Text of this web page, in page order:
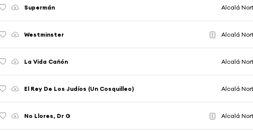
Supermán Alcalá
Westminster E Alcalá
La Vida Cañón Alcalá
El Rey De Los Judíos (Un Cosquilleo) Alcalá
No Llores, Dr G E Alcalá